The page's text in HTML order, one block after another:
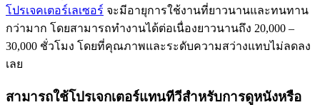
โปรเจคเตอร์เลเซอร์ จะมีอายุการใช้งานที่ยาวนานและทนทาน
กว่ามาก โดยสามารถทำงานได้ต่อเนื่องยาวนานถึง 20,000 –
30,000 ชั่วโมง โดยที่คุณภาพและระดับความสว่างแทบไม่ลดลง
เลย
สามารถใช้โปรเจกเตอร์แทนทีวีสำหรับการดูหนังหรือ